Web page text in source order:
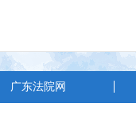
广东法院网